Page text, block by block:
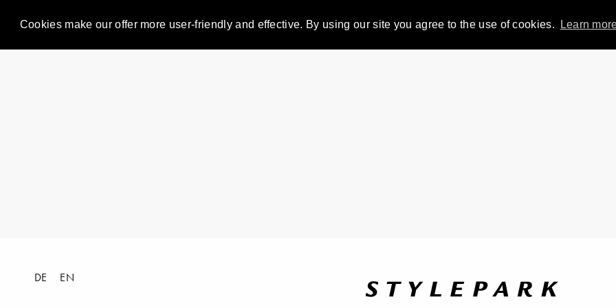
Cookies make our offer more user-friendly and effective. By using our site you agree to the use of cookies. Learn
DE EN